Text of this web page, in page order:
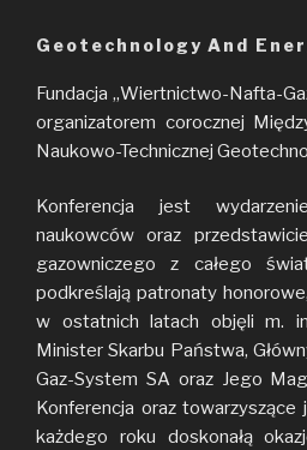
Geotechnology And
Fundacja „Wiertnictwo-Nafta-
organizatorem corocznej
Naukowo-Technicznej
Konferencja jest
naukowców oraz
gazowniczego z całego
podkreślają patronaty
w ostatnich latach objęli m.
Minister Skarbu Państwa,
Gaz-System SA oraz Jego
Konferencja oraz towarzyszące
każdego roku doskonałą